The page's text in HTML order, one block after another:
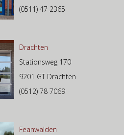
(0511) 47 2365
Drachten
Stationsweg 170
9201 GT Drachten
(0512) 78 7069
Feanwalden